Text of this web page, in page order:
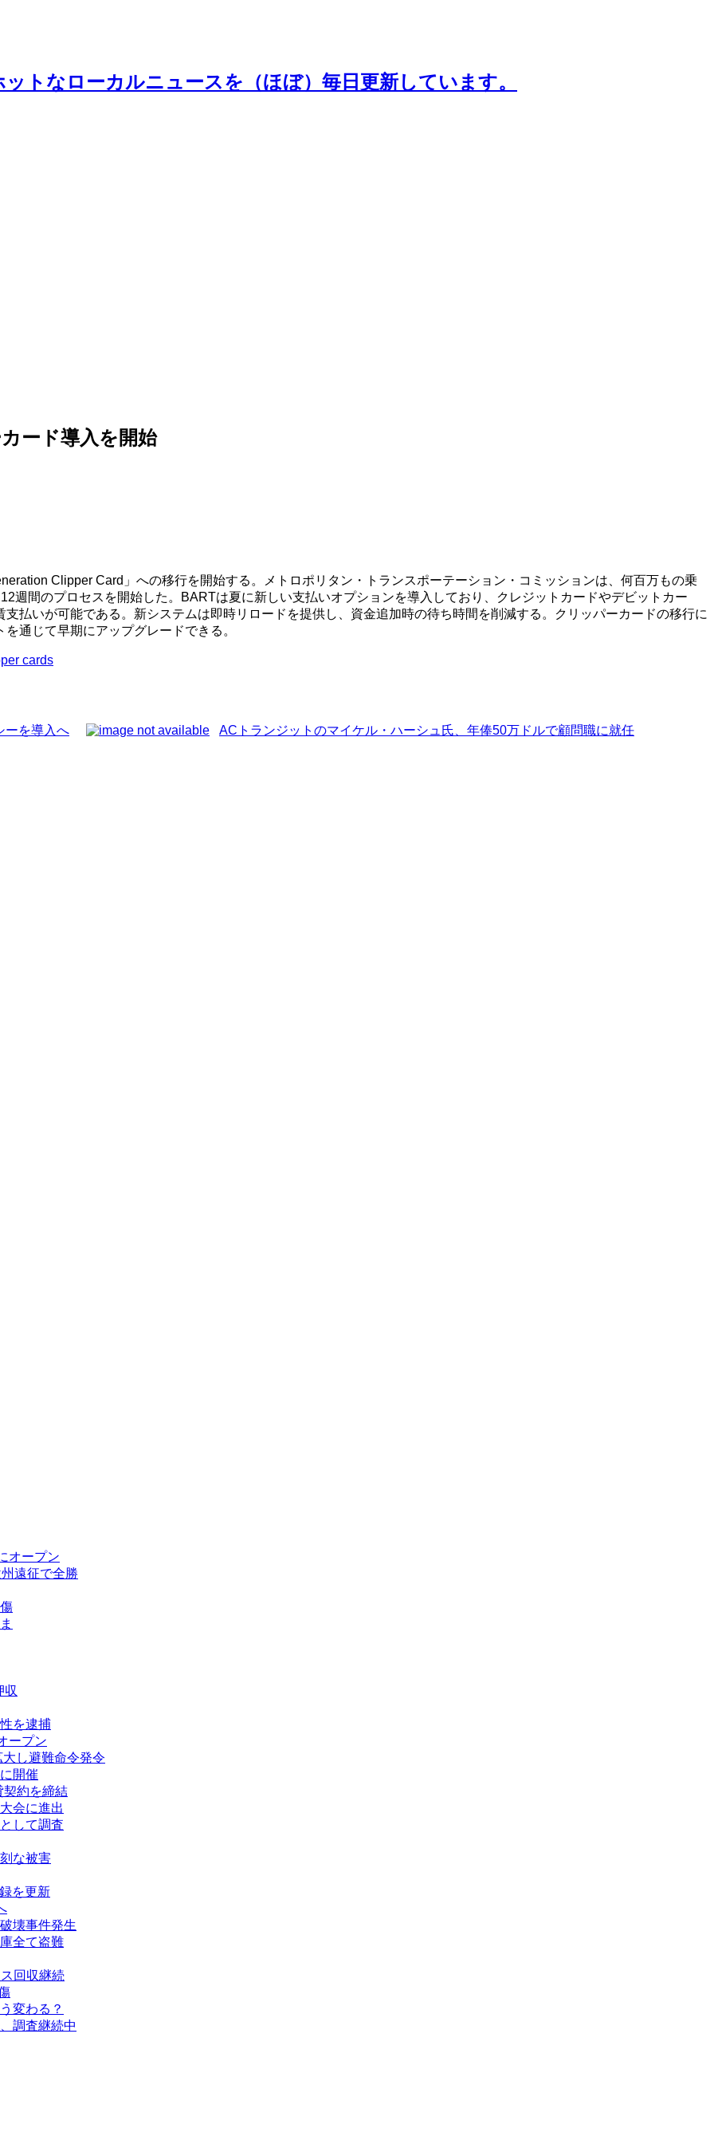
トなローカルニュースを（ほぼ）毎日更新しています。
ード導入を開始
Clipper Card」への移行を開始する。メトロポリタン・トランスポーテーション・コミッションは、何百万もの乗
週間のプロセスを開始した。BARTは夏に新しい支払いオプションを導入しており、クレジットカードやデビットカー
払いが可能である。新システムは即時リロードを提供し、資金追加時の待ち時間を削減する。クリッパーカードの移行に
通じて早期にアップグレードできる。
cards
ーを導入へ ACトランジットのマイケル・ハーシュ氏、年俸50万ドルで顧問職に就任
オープン
遠征で全勝
収
を逮捕
ープン
し避難命令発令
開催
契約を締結
会に進出
して調査
な被害
を更新
壊事件発生
全て盗難
回収継続
変わる？
調査継続中